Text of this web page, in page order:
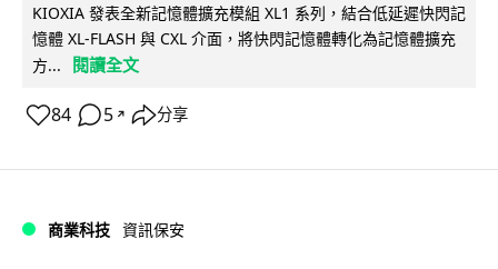
KIOXIA 發表全新記憶體擴充模組 XL1 系列，結合低延遲快閃記
憶體 XL-FLASH 與 CXL 介面，將快閃記憶體轉化為記憶體擴充
方...
閱讀全文
84 5 ↗ 分享
商業科技 資訊保安